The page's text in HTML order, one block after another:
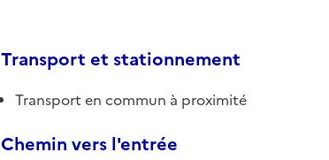
Transport et stationnement
Transport en commun à proximité
Chemin vers l'entrée